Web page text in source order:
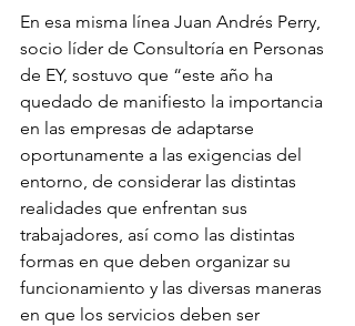
En esa misma línea Juan Andrés Perry,
socio líder de Consultoría en Personas
de EY, sostuvo que “este año ha
quedado de manifiesto la importancia
en las empresas de adaptarse
oportunamente a las exigencias del
entorno, de considerar las distintas
realidades que enfrentan sus
trabajadores, así como las distintas
formas en que deben organizar su
funcionamiento y las diversas maneras
en que los servicios deben ser